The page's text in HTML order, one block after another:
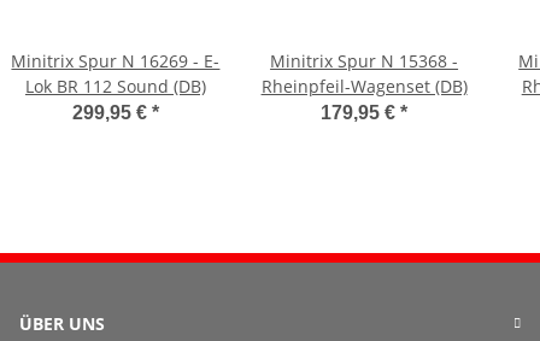
Minitrix Spur N 16269 - E-
Lok BR 112 Sound (DB)
299,95 € *
Minitrix Spur N 15368 -
Rheinpfeil-Wagenset (DB)
179,95 €*
ÜBER UNS